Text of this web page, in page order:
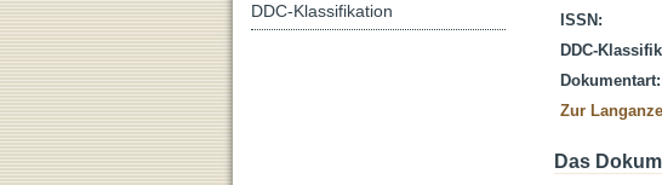
ISSN:
DDC-
Dokumentart:
Zur
Das
DDC-Klassifikation